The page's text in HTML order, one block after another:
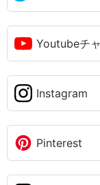
Youtubeチ
Instagram
Pinterest